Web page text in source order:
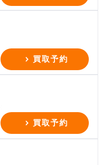
買取予約
買取予約